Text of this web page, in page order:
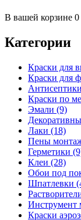
В вашей корзине
Категории
Краски для
Краски для
Краски по
Эмали (9)
Лаки (18)
Пены
Герметики
Клеи (28)
Обои под
Шпатлевки
Инструмент
Краски